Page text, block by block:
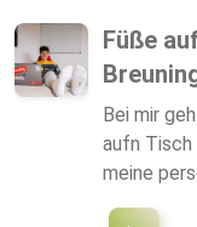
Füße
Bei mir
aufn Tisch
meine
Bitcoin,